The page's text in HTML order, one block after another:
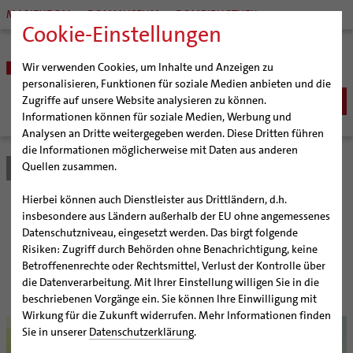
Cookie-Einstellungen
Wir verwenden Cookies, um Inhalte und Anzeigen zu
personalisieren, Funktionen für soziale Medien anbieten und die
Zugriffe auf unsere Website analysieren zu können.
Informationen können für soziale Medien, Werbung und
Analysen an Dritte weitergegeben werden. Diese Dritten führen
die Informationen möglicherweise mit Daten aus anderen
Quellen zusammen.
Hierbei können auch Dienstleister aus Drittländern, d.h.
insbesondere aus Ländern außerhalb der EU ohne angemessenes
Datenschutzniveau, eingesetzt werden. Das birgt folgende
Risiken: Zugriff durch Behörden ohne Benachrichtigung, keine
Betroffenenrechte oder Rechtsmittel, Verlust der Kontrolle über
die Datenverarbeitung. Mit Ihrer Einstellung willigen Sie in die
beschriebenen Vorgänge ein. Sie können Ihre Einwilligung mit
Wirkung für die Zukunft widerrufen. Mehr Informationen finden
Sie in unserer Datenschutzerklärung.
MARIENDOM DOMMUSEUM DOMBIBLIOTHEK
BISTUM
Bischöfe
Weihbischof Dr. Martin Marahrens
Bischof em. Norbert Trelle
Weihbischof em. Bongartz
Weihbischof em. Schwerdtfeger
Weihbischof em. Koitz
Bischof em. Dr. Wüstenberg
Generalvikariat
Gremien
Diözesangericht
Gemeindegremien
Pfarrgemeinden
Hildesheimer Dom
Virtueller Rundgang durch den Dom
Tausendjähriger Rosenstock
Die Hildesheimer Dommusik
Wallfahrten | Pilgern
Termine Wallfahrten und Pilgern
Jakobswege im Bistum Hildesheim
Veranstaltungen
Strategieprozess
Jugend
Bistum Hildesheim
Sanfte Farben, leise Töne
Aschermittwoch der Künstler 2008 mit Rainer G.
Mordmüller und Reiner Kunze
© privat